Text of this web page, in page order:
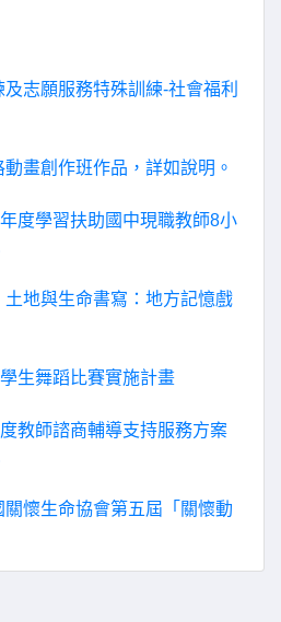
志願服務特殊訓練-社會福利
畫創作班作品，詳如說明。
度學習扶助國中現職教師8小
地與生命書寫：地方記憶戲
生舞蹈比賽實施計畫
教師諮商輔導支持服務方案
懷生命協會第五屆「關懷動